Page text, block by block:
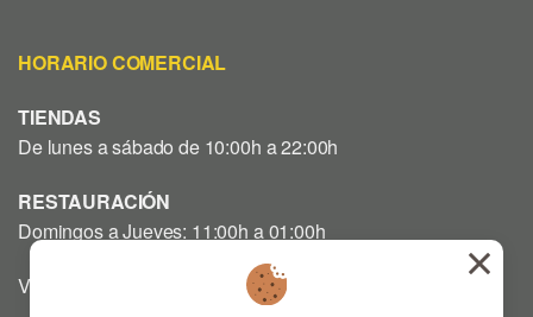
HORARIO COMERCIAL
TIENDAS
De lunes a sábado de 10:00h a 22:00h
RESTAURACIÓN
Domingos a Jueves: 11:00h a 01:00h
Viernes y Sábado: 12:00h a 03:00h